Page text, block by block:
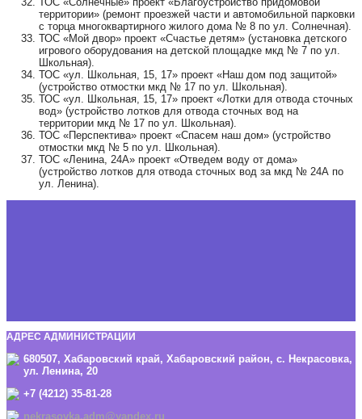
территории» (ремонт проезжей части и автомобильной парковки
с торца многоквартирного жилого дома № 8 по ул. Солнечная).
ТОС «Мой двор» проект «Счастье детям» (установка детского
игрового оборудования на детской площадке мкд № 7 по ул.
Школьная).
ТОС «ул. Школьная, 15, 17» проект «Наш дом под защитой»
(устройство отмостки мкд № 17 по ул. Школьная).
ТОС «ул. Школьная, 15, 17» проект «Лотки для отвода сточных
вод» (устройство лотков для отвода сточных вод на
территории мкд № 17 по ул. Школьная).
ТОС «Перспектива» проект «Спасем наш дом» (устройство
отмостки мкд № 5 по ул. Школьная).
ТОС «Ленина, 24А» проект «Отведем воду от дома»
(устройство лотков для отвода сточных вод за мкд № 24А по
ул. Ленина).
АДРЕС АДМИНИСТРАЦИИ
680507, Хабаровский край, Хабаровский район, с. Некрасовка,
ул. Ленина, 20
+7 (4212) 35-81-28
nekrasovka.adm@yandex.ru